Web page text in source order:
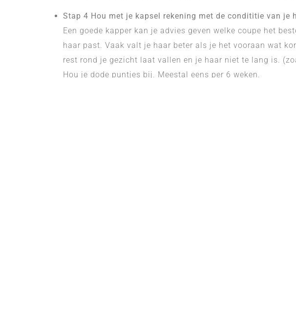
Stap 4 Hou met je kapsel rekening met de condititie van je
Een goede kapper kan je advies geven welke coupe het
haar past. Vaak valt je haar beter als je het vooraan wat
rest rond je gezicht laat vallen en je haar niet te lang is.
Hou je dode puntjes bij. Meestal eens per 6 weken.